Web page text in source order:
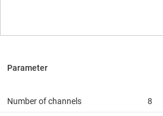
Number of channels 8